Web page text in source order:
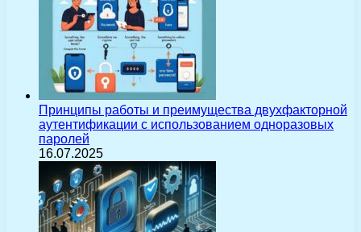
Принципы работы и преимущества двухфакторной
аутентификации с использованием одноразовых
паролей
16.07.2025